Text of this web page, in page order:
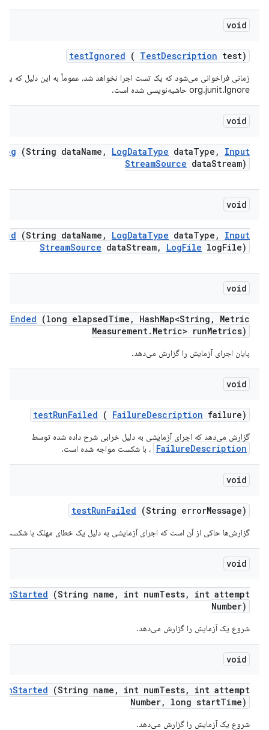
void
testIgnored ( TestDescription test)
زمانی فراخوانی می‌شود که یک تست اجرا نخواهد شد، عموماً به این دلیل که
org.junit.Ignore حاشیه‌نویسی شده است.
void
Log (String dataName , LogDataType dataType ,
Input
StreamSource dataStream)
void
(String dataName , LogDataType dataType ,
Input
StreamSource dataStream, LogFile logFile)
void
Ended (long elapsedTime , HashMap<String ,
Metric
Measurement. Metric> runMetrics)
پایان اجرای آزمایش را گزارش می‌دهد.
void
testRunFailed ( FailureDescription failure)
گزارش می‌دهد که اجرای آزمایشی به دلیل خرابی شرح داده شده توسط
FailureDescription ، با شکست مواجه شده است.
void
testRunFailed (String errorMessage)
گزارش‌ها حاکی از آن است که اجرای آزمایشی به دلیل یک خطای مهلک با
void
Started (String name , int numTests,
int attempt
Number)
شروع یک آزمایش را گزارش می‌دهد.
void
Started (String name , int numTests,
int attempt
Number, long startTime)
شروع یک آزمایش را گزارش می‌دهد.